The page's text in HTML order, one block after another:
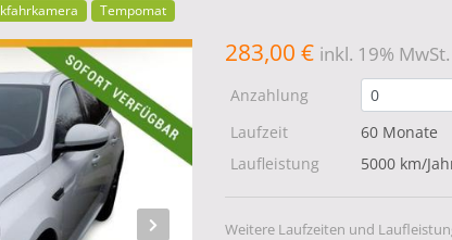
Tempomat
283,00 € inkl. 19% MwSt.
Anzahlung
Laufzeit
60 Monate
Laufleistung
5000 km/
Weitere Laufzeiten und